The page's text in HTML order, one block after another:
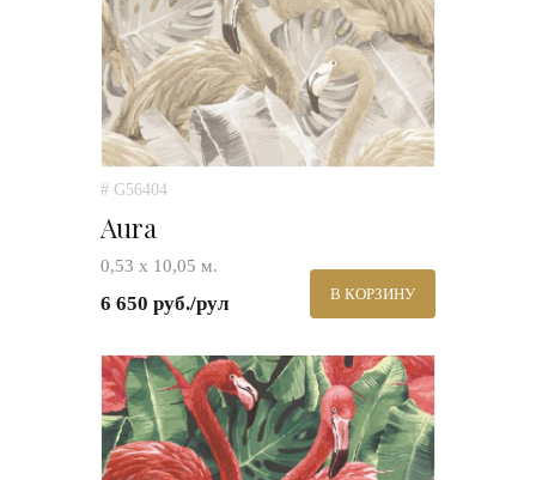
# G56404
Aura
0,53 х 10,05 м.
6 650 руб./рул В КОРЗИНУ